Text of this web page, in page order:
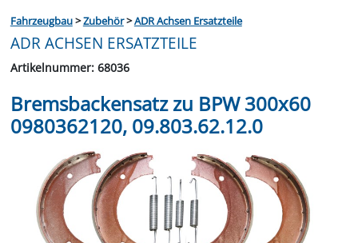
Fahrzeugbau>Zubehör>ADR Achsen Ersatzteile
ADR ACHSEN ERSATZTEILE
Artikelnummer: 68036
Bremsbackensatz zu BPW 300x60
0980362120, 09.803.62.12.0